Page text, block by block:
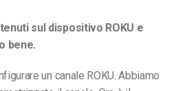
sul dispositivo ROKU e
bene.
un canale ROKU. Abbiamo